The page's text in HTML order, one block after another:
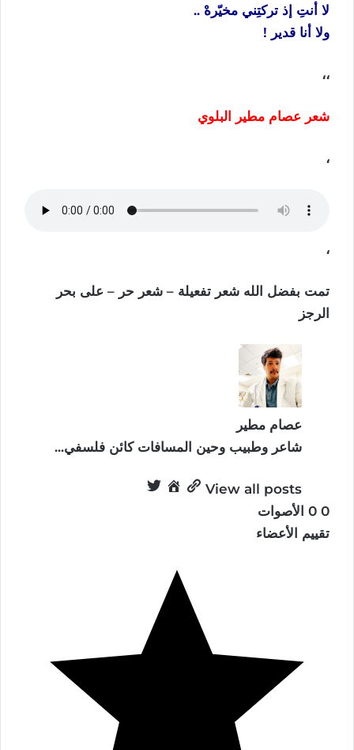
لا أنتِ إذ تركتِني مخيّرهْ ..
ولا أنا قدير !
،،
شعر عصام مطير البلوي
،
،
تمت بفضل الله شعر تفعيلة – شعر حر – على بحر
الرجز
عصام مطير
شاعر وطبيب وحين المسافات كائن فلسفي...
View all posts
0
0 الأصوات
تقييم الأعضاء